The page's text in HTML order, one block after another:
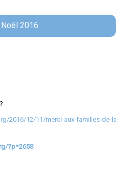
2016
2016/12/11/merci-aux-familles-de-la-
?p=2658